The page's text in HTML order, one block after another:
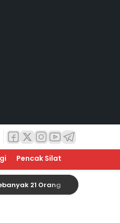
Pencak Silat
21 Orang